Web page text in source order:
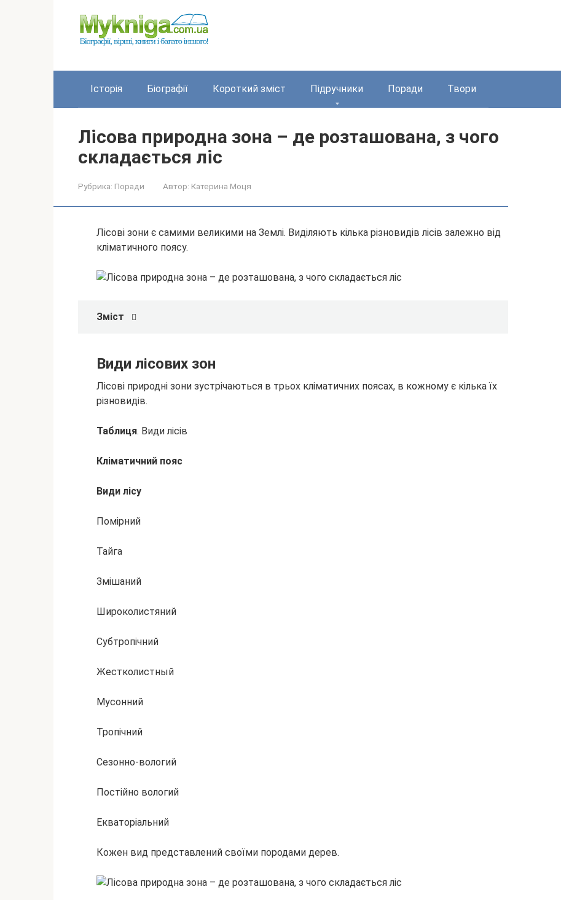
Історія Біографії Короткий зміст Підручники Поради Твори
Лісова природна зона – де розташована, з чого
складається ліс
Рубрика: Поради Автор: Катерина Моця
Лісові зони є самими великими на Землі. Виділяють кілька різновидів лісів залежно від
кліматичного поясу.
Зміст
Види лісових зон
Лісові природні зони зустрічаються в трьох кліматичних поясах, в кожному є кілька їх
різновидів.
Таблиця. Види лісів
Кліматичний пояс
Види лісу
Помірний
Тайга
Змішаний
Широколистяний
Субтропічний
Жестколистный
Мусонний
Тропічний
Сезонно-вологий
Постійно вологий
Екваторіальний
Кожен вид представлений своїми породами дерев.